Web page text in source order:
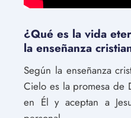
¿Qué es la vida
la enseñanza
Según la enseñanza
Cielo es la promesa de
en Él y aceptan a